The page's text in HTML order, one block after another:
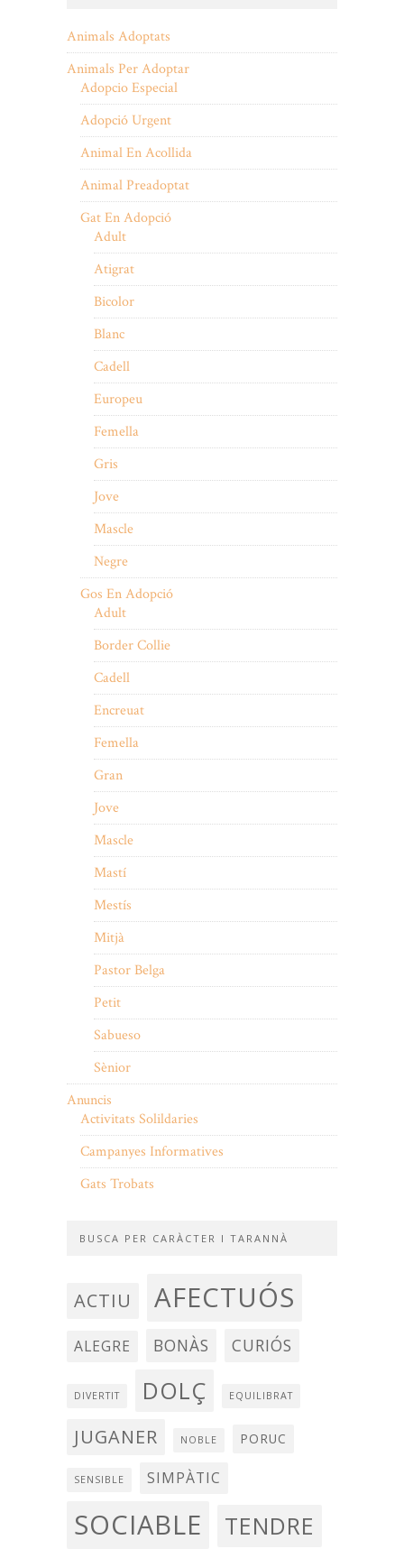
Animals Adoptats
Animals Per Adoptar
Adopcio Especial
Adopció Urgent
Animal En Acollida
Animal Preadoptat
Gat En Adopció
Adult
Atigrat
Bicolor
Blanc
Cadell
Europeu
Femella
Gris
Jove
Mascle
Negre
Gos En Adopció
Adult
Border Collie
Cadell
Encreuat
Femella
Gran
Jove
Mascle
Mastí
Mestís
Mitjà
Pastor Belga
Petit
Sabueso
Sènior
Anuncis
Activitats Solildaries
Campanyes Informatives
Gats Trobats
BUSCA PER CARÀCTER I TARANNÀ
ACTIU AFECTUÓS
ALEGRE BONÀS CURIÓS
DIVERTIT DOLÇ EQUILIBRAT
JUGANER NOBLE PORUC
SENSIBLE SIMPÀTIC
SOCIABLE TENDRE